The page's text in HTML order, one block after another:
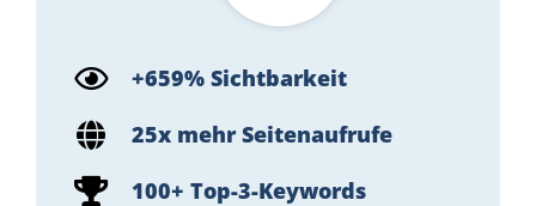
+659% Sichtbarkeit
25x mehr Seitenaufrufe
100+ Top-3-Keywords